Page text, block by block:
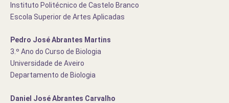
Instituto Politécnico de Castelo Branco
Escola Superior de Artes Aplicadas
Pedro José Abrantes Martins
3.º Ano do Curso de Biologia
Universidade de Aveiro
Departamento de Biologia
Daniel José Abrantes Carvalho